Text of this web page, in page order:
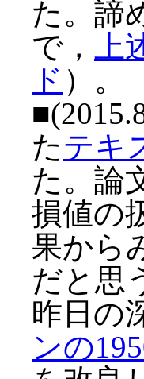
た。諦
で，
ド ）。
たテキ
た。論
損値の
果から
だと思
昨日の
ンの